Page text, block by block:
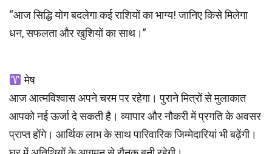
“आज सिद्धि योग बदलेगा कई राशियों का भाग्य! जानिए किसे मिलेगा
धन, सफलता और खुशियों का साथ।”
मेष
आज आत्मविश्वास अपने चरम पर रहेगा। पुराने मित्रों से मुलाकात
आपको नई ऊर्जा दे सकती है। व्यापार और नौकरी में प्रगति के अवसर
प्राप्त होंगे। आर्थिक लाभ के साथ पारिवारिक जिम्मेदारियां भी बढ़ेंगी।